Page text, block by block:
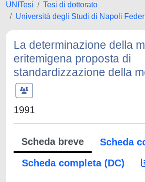
UNITesi
Tesi di dottorato
Università degli Studi di Napoli
La determinazione della
eritemigena proposta di
standardizzazione della
1991
Scheda breve
Scheda
Scheda completa (DC)